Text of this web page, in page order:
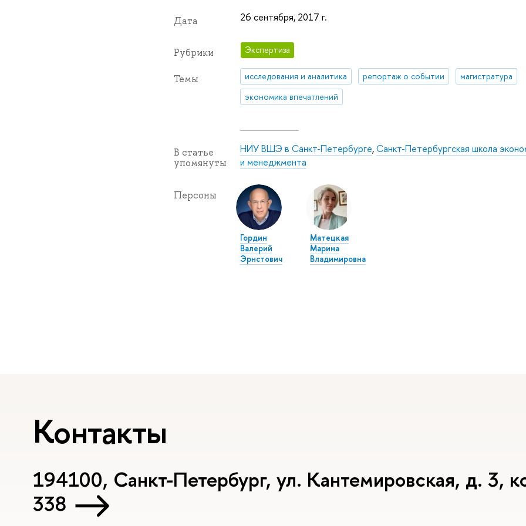
Дата 26 сентября, 2017 г.
Рубрики Экспертиза
Темы исследования и аналитика репортаж о событии
магистратура
экономика впечатлений
В статье
упомянуты
НИУ ВШЭ в Санкт-Петербурге,Санкт-Петербургская школа
и менеджмента
Персоны
Гордин
Валерий
Эрнстович
Матецкая
Марина
Владимировна
Контакты
194100, Санкт-Петербург, ул. Кантемировская, д. 3,
338